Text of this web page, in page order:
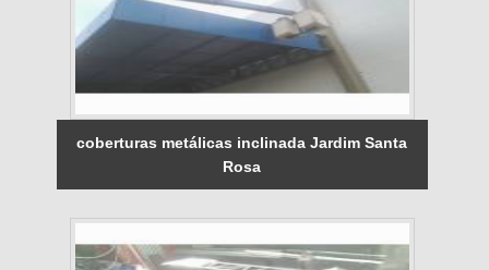
coberturas metálicas inclinada Jardim Santa
Rosa